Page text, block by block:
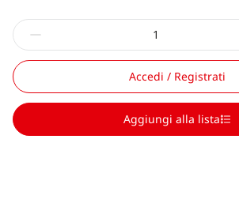
Accedi / Registrati
Aggiungi alla lista